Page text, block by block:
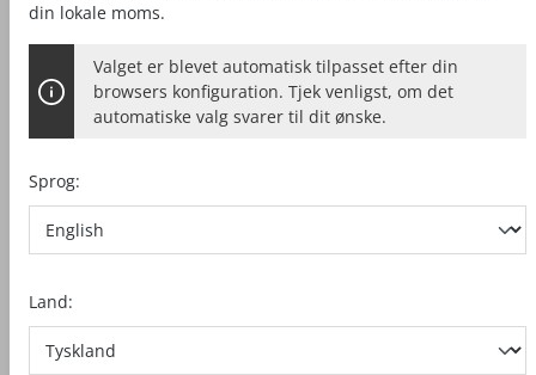
din lokale moms.
Valget er blevet automatisk tilpasset efter din
browsers konfiguration. Tjek venligst, om det
automatiske valg svarer til dit ønske.
Sprog:
Land: